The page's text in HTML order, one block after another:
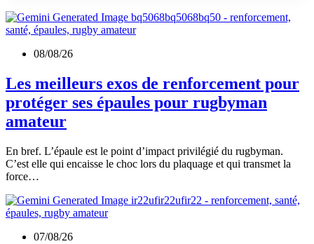
08/08/26
Les meilleurs exos de renforcement pour
protéger ses épaules pour rugbyman
amateur
En bref. L’épaule est le point d’impact privilégié du rugbyman.
C’est elle qui encaisse le choc lors du plaquage et qui transmet la
force…
07/08/26